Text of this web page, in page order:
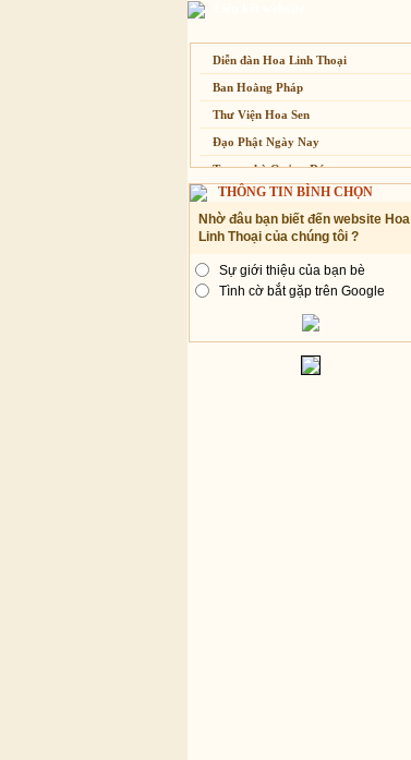
Anh không chết đâu em
Kiếp này
Diễn đàn Hoa Linh Thoại
Ban Hoằng Pháp
Thư Viện Hoa Sen
Đạo Phật Ngày Nay
Trang nhà Quảng Đức
Báo Giác Ngộ
Vesak 2014
THÔNG TIN BÌNH CHỌN
Nhờ đâu bạn biết đến website Hoa
Linh Thoại của chúng tôi ?
Sự giới thiệu của bạn bè
Tình cờ bắt gặp trên Google